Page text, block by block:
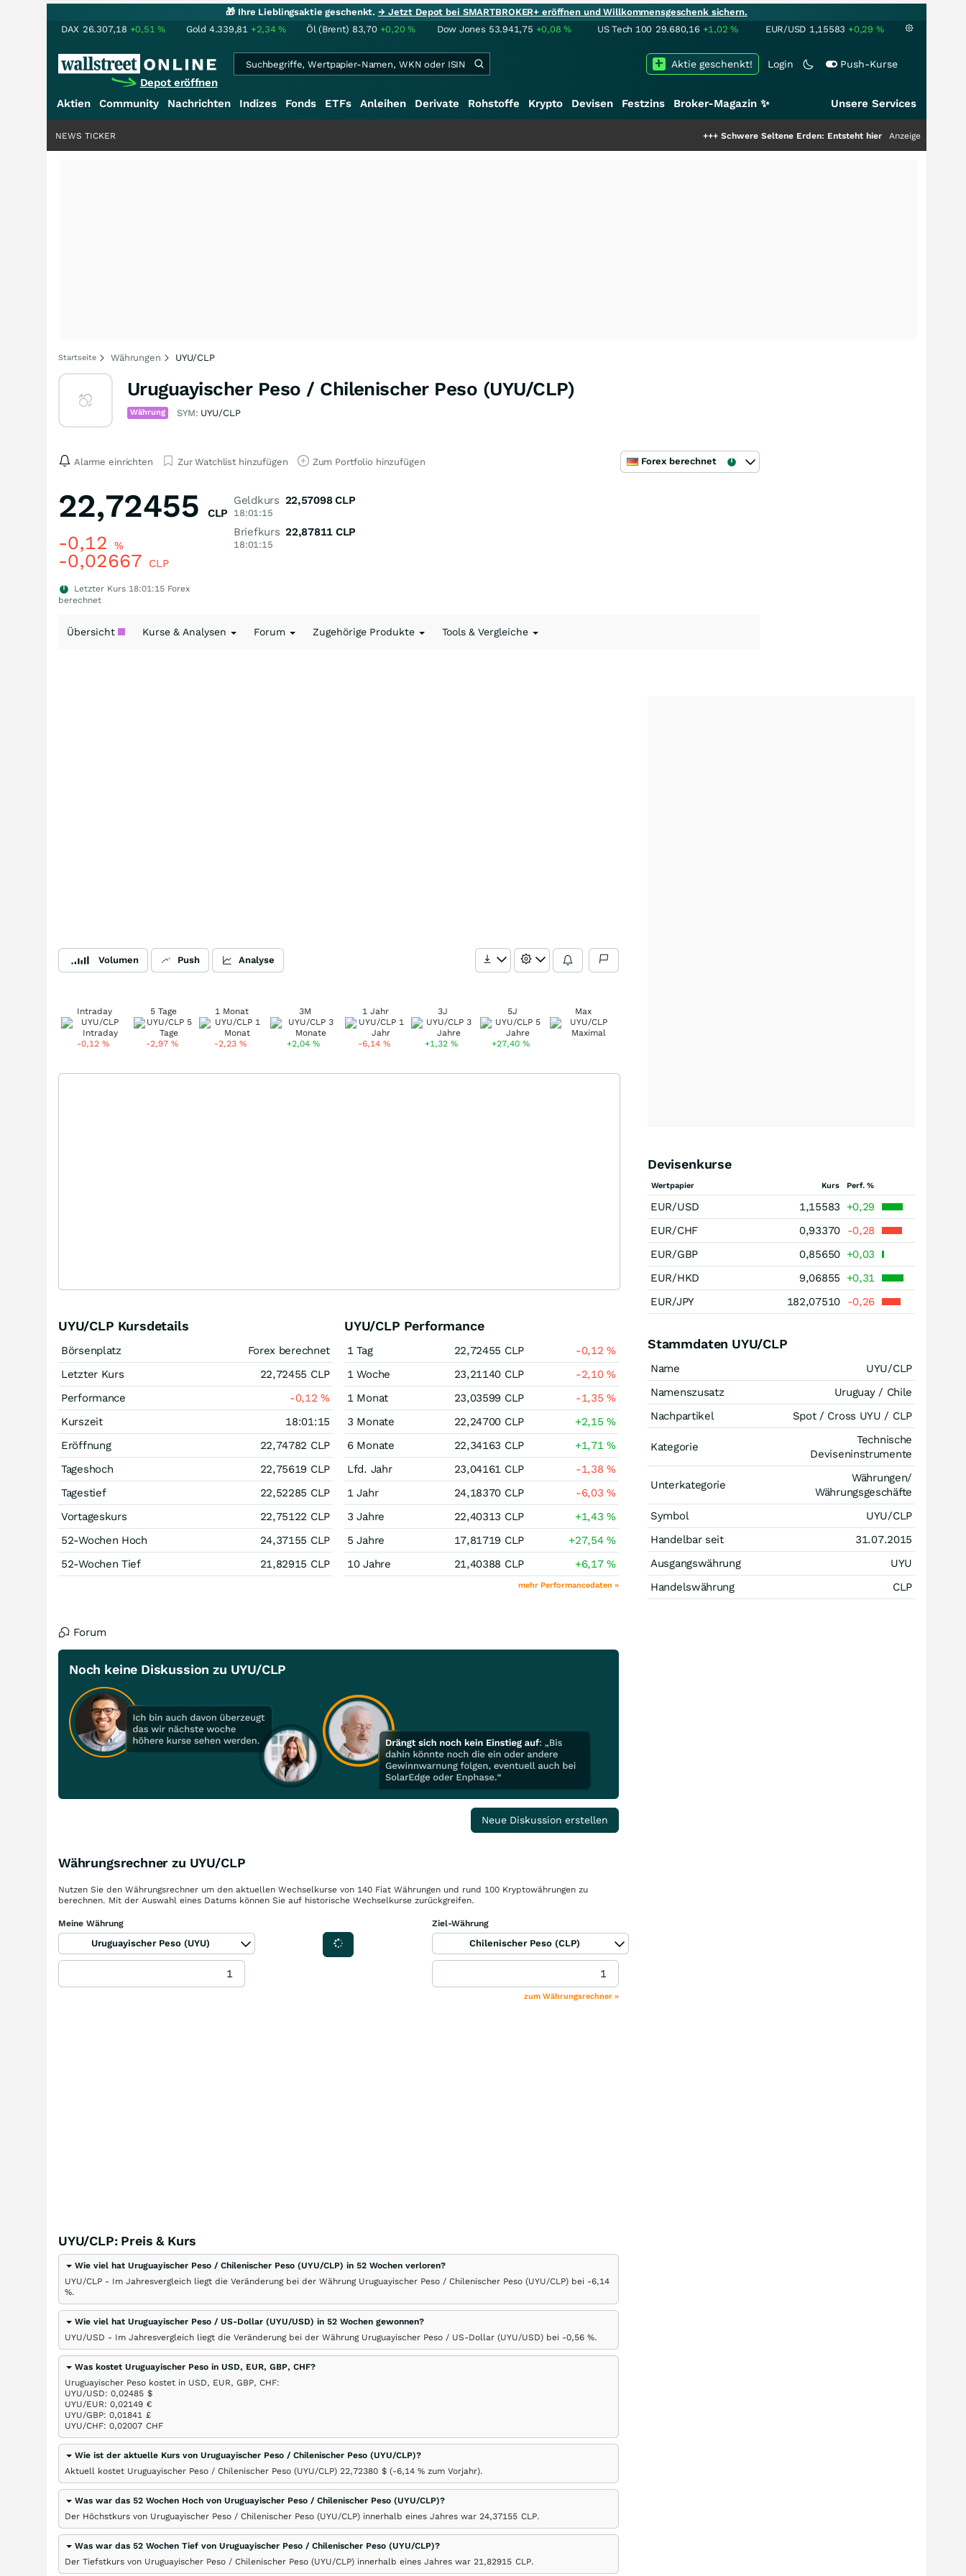
🎁 Ihre Lieblingsaktie geschenkt.→ Jetzt Depot bei SMARTBROKER+ eröffnen und Willkommensgeschenk sichern.
DAX 26.307,18 +0,51% Gold 4.339,81 +2,34% Öl (Brent) 83,70 +0,20% Dow Jones 53.941,75 +0,08% US Tech 100 29.680,16 +1,02% EUR/USD 1,15583 +0,29 %
Depot eröffnen
Login Push-Kurse
Aktie geschenkt!
Aktien Community Nachrichten Indizes Fonds ETFs Anleihen Derivate Rohstoffe Krypto Devisen Festzins Broker-Magazin ✨ Unsere Services
Schwere Seltene Erden: Entsteht hier die nächste Milliardenstory?
Anzeige
NEWS TICKER
Startseite Währungen UYU/CLP
Uruguayischer Peso / Chilenischer Peso (UYU/CLP)
Währung SYM: UYU/CLP
Alarme einrichten Zur Watchlist hinzufügen Zum Portfolio hinzufügen Forex berechnet
22,72455 CLP
-0,12 %
-0,02667 CLP
Letzter Kurs 18:01:15 Forex
berechnet
Geldkurs
18:01:15
22,57098 CLP
Briefkurs
18:01:15
22,87811 CLP
Übersicht Kurse & Analysen Forum Zugehörige Produkte Tools & Vergleiche
Volumen Push Analyse
Intraday
-0,12 %
5 Tage
-2,97 %
1 Monat
-2,23 %
3M
+2,04%
1 Jahr
-6,14 %
3J
+1,32%
5J
+27,40%
Max
UYU/CLP Kursdetails
Börsenplatz
Forex berechnet
Letzter Kurs
22,72455 CLP
Performance
-0,12%
Kurszeit
18:01:15
Eröffnung
22,74782 CLP
Tageshoch
22,75619 CLP
Tagestief
22,52285 CLP
Vortageskurs
22,75122 CLP
52-Wochen Hoch
24,37155 CLP
52-Wochen Tief
21,82915 CLP
UYU/CLP Performance
1 Tag 22,72455 CLP -0,12%
1 Woche
23,21140 CLP -2,10%
1 Monat
23,03599 CLP -1,35%
3 Monate
22,24700 CLP +2,15%
6 Monate
22,34163 CLP +1,71%
Lfd. Jahr
23,04161 CLP -1,38%
1 Jahr
24,18370 CLP -6,03%
3 Jahre
22,40313 CLP +1,43%
5 Jahre
17,81719 CLP +27,54%
10 Jahre
21,40388 CLP +6,17%
mehr Performancedaten »
Forum
Noch keine Diskussion zu UYU/CLP
Neue Diskussion erstellen
Währungsrechner zu UYU/CLP
Nutzen Sie den Währungsrechner um den aktuellen Wechselkurse von 140 Fiat Währungen und rund 100 Kryptowährungen zu
berechnen. Mit der Auswahl eines Datums können Sie auf historische Wechselkurse zurückgreifen.
Meine Währung
Uruguayischer Peso (UYU)
Ziel-Währung
Chilenischer Peso (CLP)
zum Währungsrechner »
UYU/CLP: Preis & Kurs
Wie viel hat Uruguayischer Peso / Chilenischer Peso (UYU/CLP) in 52 Wochen verloren?
UYU/CLP - Im Jahresvergleich liegt die Veränderung bei der Währung Uruguayischer Peso / Chilenischer Peso (UYU/CLP) bei -6,14
%.
Wie viel hat Uruguayischer Peso / US-Dollar (UYU/USD) in 52 Wochen gewonnen?
UYU/USD - Im Jahresvergleich liegt die Veränderung bei der Währung Uruguayischer Peso / US-Dollar (UYU/USD) bei -0,56 %.
Was kostet Uruguayischer Peso in USD, EUR, GBP, CHF?
Uruguayischer Peso kostet in USD, EUR, GBP, CHF:
UYU/USD: 0,02485 $
UYU/EUR: 0,02149 €
UYU/GBP: 0,01841 £
UYU/CHF: 0,02007 CHF
Wie ist der aktuelle Kurs von Uruguayischer Peso / Chilenischer Peso (UYU/CLP)?
Aktuell kostet Uruguayischer Peso / Chilenischer Peso (UYU/CLP) 22,72380 $ (-6,14 % zum Vorjahr).
Was war das 52 Wochen Hoch von Uruguayischer Peso / Chilenischer Peso (UYU/CLP)?
Der Höchstkurs von Uruguayischer Peso / Chilenischer Peso (UYU/CLP) innerhalb eines Jahres war 24,37155 CLP.
Was war das 52 Wochen Tief von Uruguayischer Peso / Chilenischer Peso (UYU/CLP)?
Der Tiefstkurs von Uruguayischer Peso / Chilenischer Peso (UYU/CLP) innerhalb eines Jahres war 21,82915 CLP.
Devisenkurse
Wertpapier Kurs Perf. %
EUR/USD 1,15583
+0,29
EUR/CHF
0,93370
-0,28
EUR/GBP
0,85650 +0,03
EUR/HKD
9,06855
+0,31
EUR/JPY
182,07510 -0,26
Stammdaten UYU/CLP
Name
UYU/CLP
Namenszusatz
Uruguay / Chile
Nachpartikel
Spot / Cross UYU / CLP
Kategorie
Technische
Deviseninstrumente
Unterkategorie
Währungen/
Währungsgeschäfte
Symbol
UYU/CLP
Handelbar seit
31.07.2015
Ausgangswährung
UYU
Handelswährung
CLP